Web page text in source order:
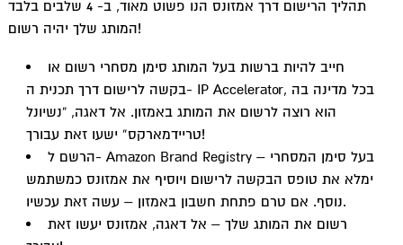
תהליך הרישום דרך אמזונס הנו פשוט מאוד, ב- 4 שלבים בלבד
המותג שלך יהיה רשום!
חייב להיות ברשות בעל המותג סימן מסחרי רשום או
בקשה לרישום דרך תכנית ה- IP Accelerator, בכל מדינה בה
הוא רוצה לרשום את המותג באמזון. אל דאגה, “נשיונל
טריידמארקס” ישעו זאת עבורך!
הרשם ל- Amazon Brand Registry – בעל סימן המסחרי
ימלא את טופס הבקשה לרישום ויוסיף את אמזונס כמשתמש
נוסף. אם טרם פתחת חשבון באמזון – עשה זאת עכשיו.
רשום את המותג שלך – אל דאגה, אמזונס יעשו זאת